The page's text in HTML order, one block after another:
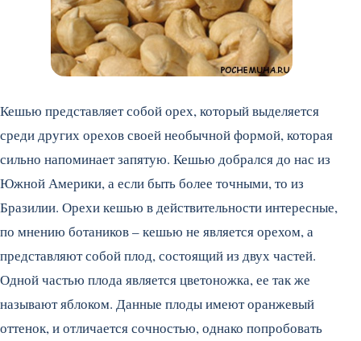
Кешью представляет собой орех, который выделяется
среди других орехов своей необычной формой, которая
сильно напоминает запятую. Кешью добрался до нас из
Южной Америки, а если быть более точными, то из
Бразилии. Орехи кешью в действительности интересные,
по мнению ботаников – кешью не является орехом, а
представляют собой плод, состоящий из двух частей.
Одной частью плода является цветоножка, ее так же
называют яблоком. Данные плоды имеют оранжевый
оттенок, и отличается сочностью, однако попробовать